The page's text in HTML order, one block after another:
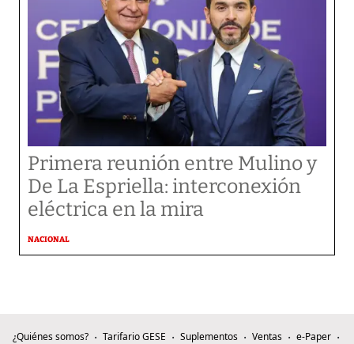
Primera reunión entre Mulino y
De La Espriella: interconexión
eléctrica en la mira
NACIONAL
¿Quiénes somos? Tarifario GESE Suplementos Ventas
e-Paper